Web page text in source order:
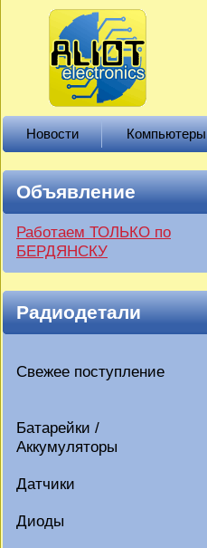
Новости Компьютеры
Объявление
Работаем ТОЛЬКО по
БЕРДЯНСКУ
Радиодетали
Свежее поступление
Батарейки /
Аккумуляторы
Датчики
Диоды